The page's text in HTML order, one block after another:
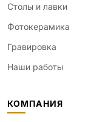
Столы и лавки
Фотокерамика
Гравировка
Наши работы
КОМПАНИЯ